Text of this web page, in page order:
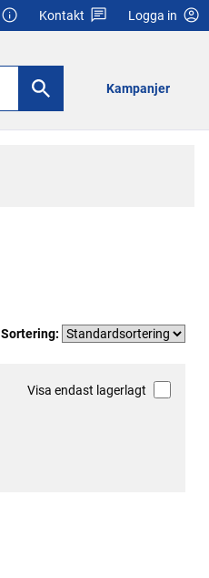
Kontakt Logga in
Kampanjer
Sortering:
Visa endast lagerlagt